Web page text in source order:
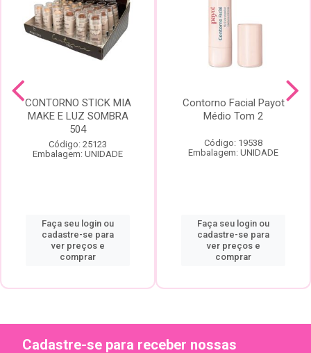
CONTORNO STICK MIA
MAKE E LUZ SOMBRA
504
Código: 25123
Embalagem: UNIDADE
Faça seu login ou
cadastre-se para
ver preços e
comprar
Contorno Facial Payot
Médio Tom 2
Código: 19538
Embalagem: UNIDADE
Faça seu login ou
cadastre-se para
ver preços e
comprar
Cadastre-se para receber nossas